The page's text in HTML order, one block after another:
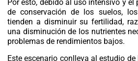
Por esto, debido al uso intensivo y
de conservación de los suelos,
tienden a disminuir su fertilidad,
una disminución de los nutrientes
problemas de rendimientos bajos.
Este escenario conlleva al estudio